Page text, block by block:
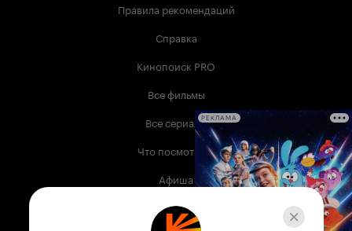
Правила рекомендаций
Справка
Кинопоиск PRO
Все фильмы
Все сериалы
Что посмотреть
Афиша
Музыка
РЕКЛАМА